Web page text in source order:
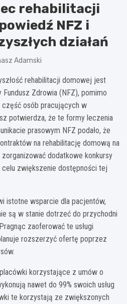
rehabilitacji
NFZ i
działań
Adamski
rehabilitacji domowej jest
Zdrowia (NFZ), pomimo
osób pracujących w
potwierdza, że te formy leczenia
prasowym NFZ podało, że
na rehabilitację domową na
dodatkowe konkursy
celu zwiększenie dostępności tej
istotne wsparcie dla pacjentów,
są w stanie dotrzeć do przychodni
zaoferować te usługi
rozszerzyć ofertę poprzez
korzystające z umów o
nawet do 99% swoich usług
te korzystają ze zwiększonych